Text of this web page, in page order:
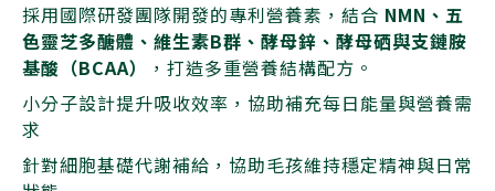
採用國際研發團隊開發的專利營養素，結合 NMN、五
色靈芝多醣體、維生素B群、酵母鋅、酵母硒與支鏈胺
基酸（BCAA）
，打造多重營養結構配方。
小分子設計提升吸收效率，協助補充每日能量與營養需
求
針對細胞基礎代謝補給，協助毛孩維持穩定精神與日常